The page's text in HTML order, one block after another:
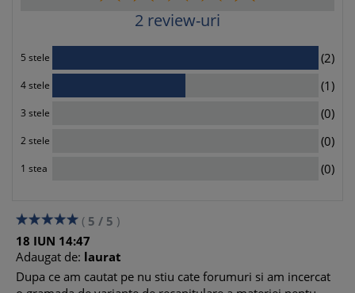
2 review-uri
5 stele (2)
4 stele (1)
3 stele (0)
2 stele (0)
1 stea (0)
( 5 / 5 )
18 IUN 14:47
Adaugat de: laurat
Dupa ce am cautat pe nu stiu cate forumuri si am incercat